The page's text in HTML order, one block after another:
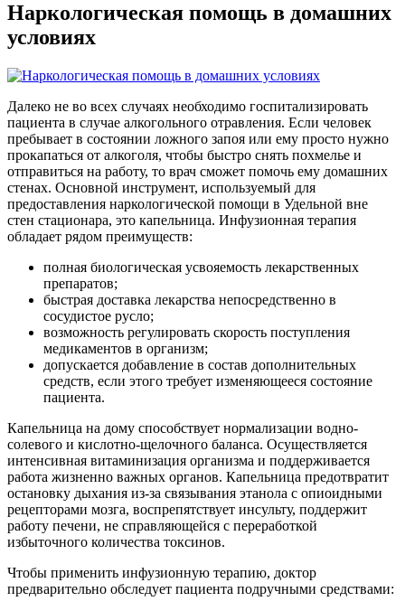
Наркологическая помощь в домашних
условиях
Далеко не во всех случаях необходимо госпитализировать
пациента в случае алкогольного отравления. Если человек
пребывает в состоянии ложного запоя или ему просто нужно
прокапаться от алкоголя, чтобы быстро снять похмелье и
отправиться на работу, то врач сможет помочь ему домашних
стенах. Основной инструмент, используемый для
предоставления наркологической помощи в Удельной вне
стен стационара, это капельница. Инфузионная терапия
обладает рядом преимуществ:
полная биологическая усвояемость лекарственных
препаратов;
быстрая доставка лекарства непосредственно в
сосудистое русло;
возможность регулировать скорость поступления
медикаментов в организм;
допускается добавление в состав дополнительных
средств, если этого требует изменяющееся состояние
пациента.
Капельница на дому способствует нормализации водно-
солевого и кислотно-щелочного баланса. Осуществляется
интенсивная витаминизация организма и поддерживается
работа жизненно важных органов. Капельница предотвратит
остановку дыхания из-за связывания этанола с опиоидными
рецепторами мозга, воспрепятствует инсульту, поддержит
работу печени, не справляющейся с переработкой
избыточного количества токсинов.
Чтобы применить инфузионную терапию, доктор
предварительно обследует пациента подручными средствами: